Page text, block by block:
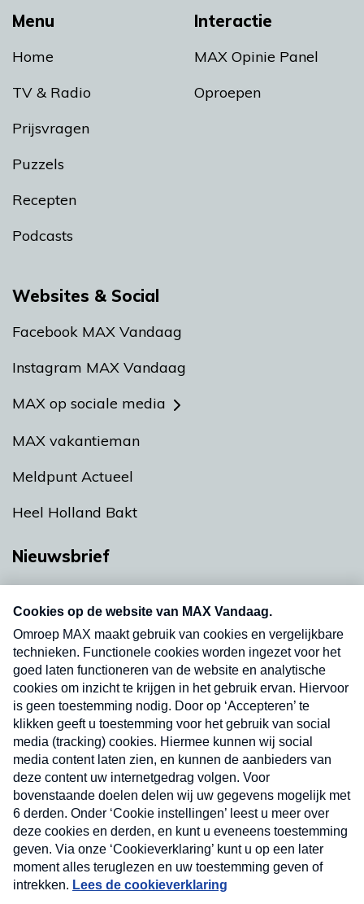
Menu
Home
TV & Radio
Prijsvragen
Puzzels
Recepten
Podcasts
Interactie
MAX Opinie Panel
Oproepen
Websites & Social
Facebook MAX Vandaag
Instagram MAX Vandaag
MAX op sociale media
MAX vakantieman
Meldpunt Actueel
Heel Holland Bakt
Nieuwsbrief
nieuwsbrief. Elke vrijdag- en dinsdagochtend in
uw mailbox.
Verzend
Nieuwsbrief
Neem hier een gratis abonnement op onze
nieuwsbrief. Elke vrijdag- en dinsdagochtend in uw